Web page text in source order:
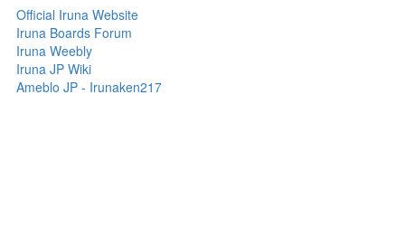
Official Iruna Website
Iruna Boards Forum
Iruna Weebly
Iruna JP Wiki
Ameblo JP - Irunaken217